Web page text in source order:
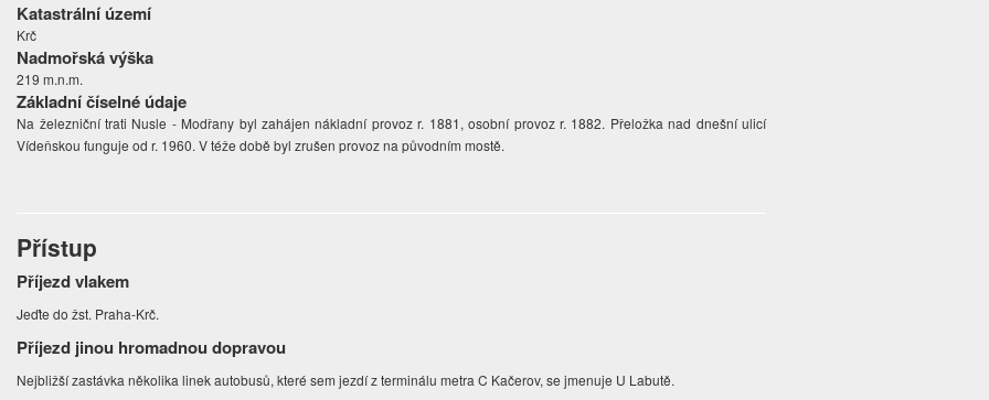
Katastrální území
Krč
Nadmořská výška
219 m.n.m.
Základní číselné údaje
Na železniční trati Nusle - Modřany byl zahájen nákladní provoz r. 1881, osobní provoz r. 1882. Přeložka nad dnešní ulicí
Vídeňskou funguje od r. 1960. V téže době byl zrušen provoz na původním mostě.
Přístup
Příjezd vlakem
Jeďte do žst. Praha-Krč.
Příjezd jinou hromadnou dopravou
Nejbližší zastávka několika linek autobusů, které sem jezdí z terminálu metra C Kačerov, se jmenuje U Labutě.